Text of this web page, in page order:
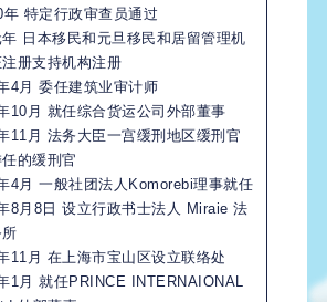
年 特定行政审查员通过
日本移民和元旦移民和居留管理机
册支持机构注册
4月 委任建筑业审计师
10月 就任综合货运公司外部董事
11月 法务大臣一宫缓刑地区缓刑官
的缓刑官
4月 一般社团法人Komorebi理事就任
8月8日 设立行政书士法人 Miraie 法
11月 在上海市宝山区设立联络处
1月 就任PRINCE INTERNAIONAL